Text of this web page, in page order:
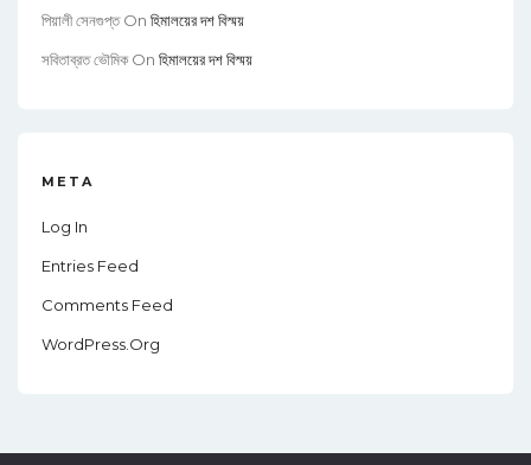
পিয়ালী সেনগুপ্তOn হিমালয়ের দশ বিস্ময়
সবিতাব্রত ভৌমিক On হিমালয়ের দশ বিস্ময়
META
Log In
Entries Feed
Comments Feed
WordPress.org